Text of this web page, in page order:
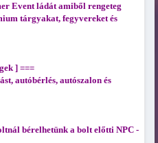
Event ládát amiből rengeteg
tárgyakat, fegyvereket és
] ===
autóbérlés, autószalon és
bérelhetünk a bolt előtti NPC -